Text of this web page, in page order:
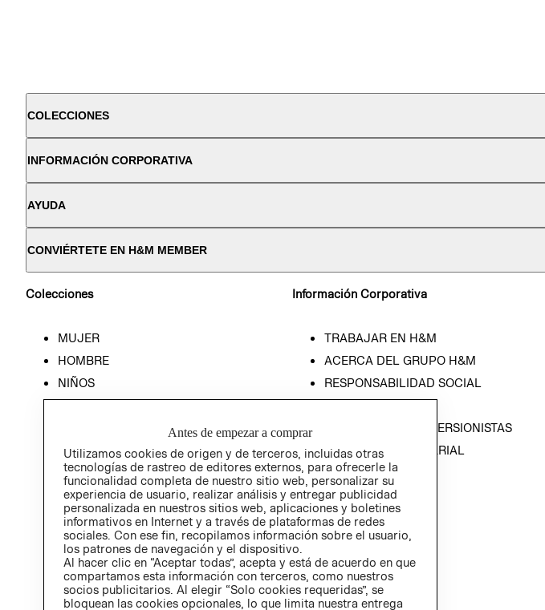
COLECCIONES
INFORMACIÓN CORPORATIVA
AYUDA
CONVIÉRTETE EN H&M MEMBER
Colecciones
MUJER
HOMBRE
NIÑOS
Información Corporativa
TRABAJAR EN H&M
ACERCA DEL GRUPO H&M
RESPONSABILIDAD SOCIAL
RELACIÓN CON INVERSIONISTAS
POLÍTICA EMPRESARIAL
Antes de empezar a comprar
Utilizamos cookies de origen y de terceros, incluidas otras
tecnologías de rastreo de editores externos, para ofrecerle la
funcionalidad completa de nuestro sitio web, personalizar su
experiencia de usuario, realizar análisis y entregar publicidad
personalizada en nuestros sitios web, aplicaciones y boletines
informativos en Internet y a través de plataformas de redes
sociales. Con ese fin, recopilamos información sobre el usuario,
los patrones de navegación y el dispositivo.
Al hacer clic en “Aceptar todas”, acepta y está de acuerdo en que
compartamos esta información con terceros, como nuestros
socios publicitarios. Al elegir “Solo cookies requeridas”, se
bloquean las cookies opcionales, lo que limita nuestra entrega